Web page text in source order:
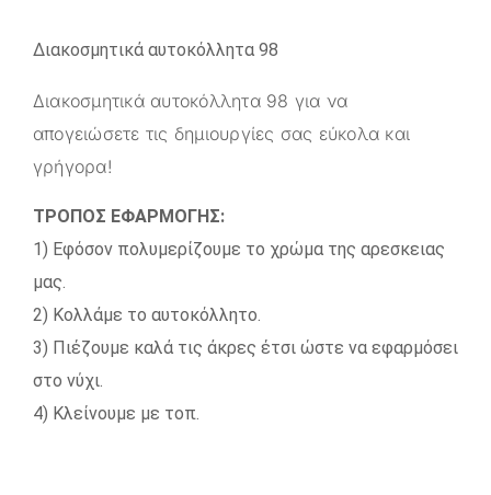
Διακοσμητικά αυτοκόλλητα 98
Διακοσμητικά αυτοκόλλητα 98 για να
απογειώσετε τις δημιουργίες σας εύκολα και
γρήγορα!
ΤΡΟΠΟΣ ΕΦΑΡΜΟΓΗΣ:
1) Εφόσον πολυμερίζουμε το χρώμα της αρεσκειας
μας.
2) Κολλάμε το αυτοκόλλητο.
3) Πιέζουμε καλά τις άκρες έτσι ώστε να εφαρμόσει
στο νύχι.
4) Κλείνουμε με τοπ.